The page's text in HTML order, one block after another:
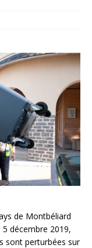
de Montbéliard
décembre 2019,
sont perturbées sur